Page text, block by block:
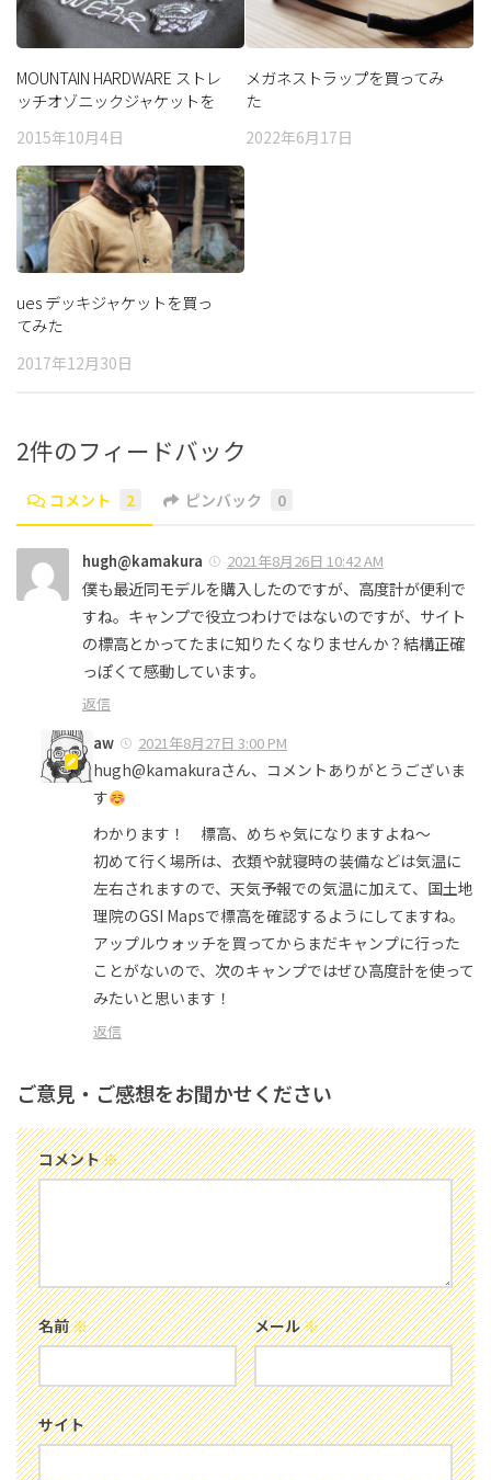
MOUNTAIN HARDWARE ストレ
ッチオゾニックジャケットを
2015年10月4日
メガネストラップを買ってみ
た
2022年6月17日
ues デッキジャケットを買っ
てみた
2017年12月30日
2件のフィードバック
コメント 2 ピンバック 0
hugh@kamakura 2021年8月26日 10:42 AM
僕も最近同モデルを購入したのですが、高度計が便利で
すね。キャンプで役立つわけではないのですが、サイト
の標高とかってたまに知りたくなりませんか？結構正確
っぽくて感動しています。
返信
aw
2021年8月27日 3:00 PM
hugh@kamakuraさん、コメントありがとうございま
す
わかります！ 標高、めちゃ気になりますよね〜
初めて行く場所は、衣類や就寝時の装備などは気温に
左右されますので、天気予報での気温に加えて、国土地
理院のGSI Mapsで標高を確認するようにしてますね。
アップルウォッチを買ってからまだキャンプに行った
ことがないので、次のキャンプではぜひ高度計を使って
みたいと思います！
返信
ご意見・ご感想をお聞かせください
コメント※
名前※ メール※
サイト